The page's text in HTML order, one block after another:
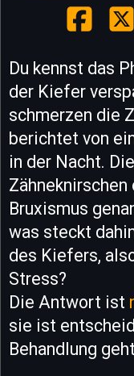
Du kennst das
der Kiefer
schmerzen die
berichtet von
in der Nacht.
Bruxismus
was steckt
des Kiefers,
Stress?
Die Antwort ist
sie ist
Behandlung